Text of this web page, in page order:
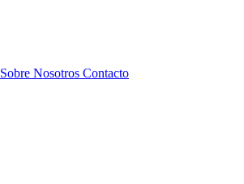
Sobre Nosotros Contacto